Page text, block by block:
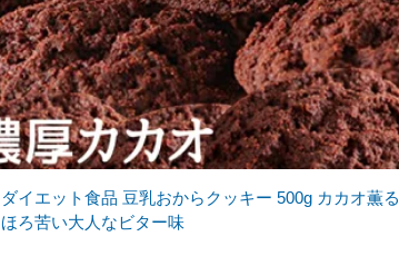
ダイエット食品 豆乳おからクッキー 500g カカオ薫る
ほろ苦い大人なビター味